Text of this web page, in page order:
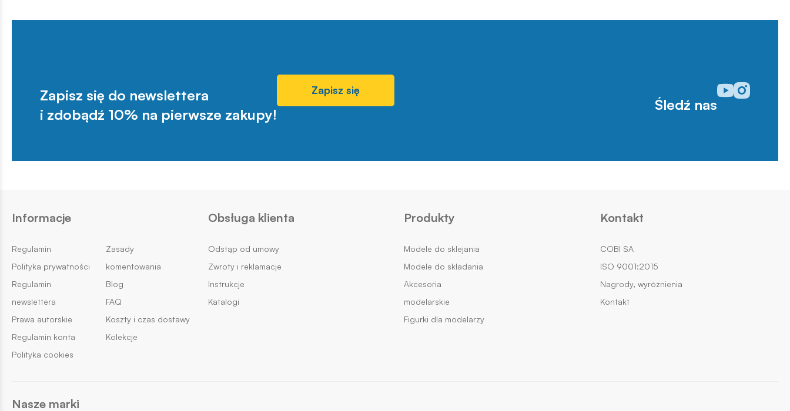
Zapisz się do newslettera
i zdobądź 10% na pierwsze zakupy!
Zapisz się
Śledź nas
Odwiedź nasz
Odwiedź
Informacje
Regulamin
Polityka prywatności
Regulamin
newslettera
Prawa autorskie
Regulamin konta
Polityka cookies
Zasady
komentowania
Blog
FAQ
Koszty i czas dostawy
Kolekcje
Obsługa klienta
Odstąp od umowy
Zwroty i reklamacje
Instrukcje
Katalogi
Produkty
Modele do sklejania
Modele do składania
Akcesoria
modelarskie
Figurki dla modelarzy
Kontakt
COBI SA
ISO 9001:2015
Nagrody, wyróżnienia
Kontakt
Nasze marki